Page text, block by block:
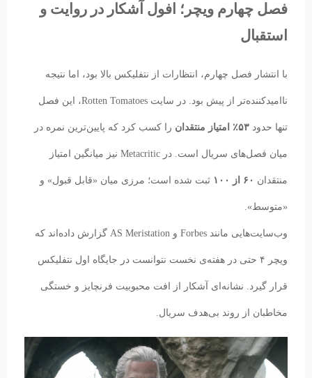
فصل چهارم ویچر؛ افول آشکار در روایت و
استقبال
با انتشار فصل چهارم، انتظارات از نتفلیکس بالا بود، اما نتیجه
ناامیدکننده‌تر از پیش بود. در سایت Rotten Tomatoes، این فصل
تنها حدود ۵۳٪ امتیاز منتقدان را کسب کرد که پایین‌ترین نمره در
میان فصل‌های سریال است. در Metacritic نیز میانگین امتیاز
منتقدان ۶۰ از ۱۰۰ ثبت شده است؛ مرزی میان «قابل قبول» و
«متوسط».
وب‌سایت‌هایی مانند Forbes و AS Meristation گزارش داده‌اند که
ویچر ۴ حتی در هفته‌ی نخست نتوانست در جایگاه اول نتفلیکس
قرار گیرد. نشانه‌ای آشکار از افت محبوبیت فرنچایز و خستگی
مخاطبان از روند بی‌هدف سریال.